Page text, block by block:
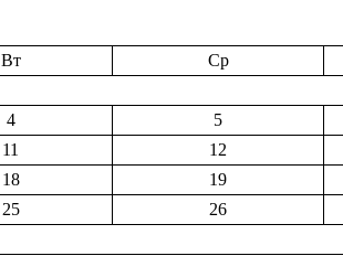
Вт Ср
4 5
11 12
18 19
25 26